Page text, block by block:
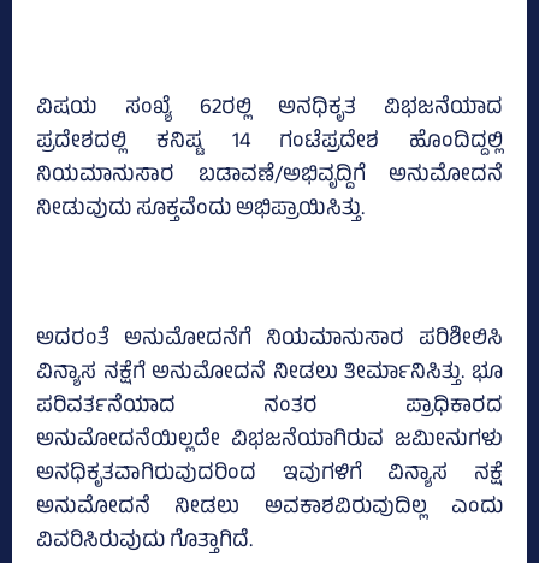
ವಿಷಯ ಸಂಖ್ಯೆ 62ರಲ್ಲಿ ಅನಧಿಕೃತ ವಿಭಜನೆಯಾದ
ಪ್ರದೇಶದಲ್ಲಿ ಕನಿಷ್ಟ 14 ಗಂಟೆಪ್ರದೇಶ ಹೊಂದಿದ್ದಲ್ಲಿ
ನಿಯಮಾನುಸಾರ ಬಡಾವಣೆ/ಅಭಿವೃದ್ದಿಗೆ ಅನುಮೋದನೆ
ನೀಡುವುದು ಸೂಕ್ತವೆಂದು ಅಭಿಪ್ರಾಯಿಸಿತ್ತು.
ಅದರಂತೆ ಅನುಮೋದನೆಗೆ ನಿಯಮಾನುಸಾರ ಪರಿಶೀಲಿಸಿ
ವಿನ್ಯಾಸ ನಕ್ಷೆಗೆ ಅನುಮೋದನೆ ನೀಡಲು ತೀರ್ಮಾನಿಸಿತ್ತು. ಭೂ
ಪರಿವರ್ತನೆಯಾದ ನಂತರ ಪ್ರಾಧಿಕಾರದ
ಅನುಮೋದನೆಯಿಲ್ಲದೇ ವಿಭಜನೆಯಾಗಿರುವ ಜಮೀನುಗಳು
ಅನಧಿಕೃತವಾಗಿರುವುದರಿಂದ ಇವುಗಳಿಗೆ ವಿನ್ಯಾಸ ನಕ್ಷೆ
ಅನುಮೋದನೆ ನೀಡಲು ಅವಕಾಶವಿರುವುದಿಲ್ಲ ಎಂದು
ವಿವರಿಸಿರುವುದು ಗೊತ್ತಾಗಿದೆ.